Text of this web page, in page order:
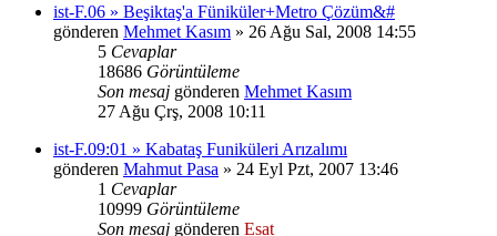
ist-F.06 » Beşiktaş'a Füniküler+Metro Çözüm&#
gönderen Mehmet Kasım » 26 Ağu Sal, 2008 14:55
5 Cevaplar
18686 Görüntüleme
Son mesaj gönderen Mehmet Kasım
27 Ağu Çrş, 2008 10:11
ist-F.09:01 » Kabataş Funiküleri Arızalımı
gönderen Mahmut Pasa » 24 Eyl Pzt, 2007 13:46
1 Cevaplar
10999 Görüntüleme
Son mesaj gönderen Esat